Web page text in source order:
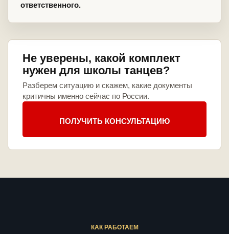
ответственного.
Не уверены, какой комплект
нужен для школы танцев?
Разберем ситуацию и скажем, какие документы
критичны именно сейчас по России.
ПОЛУЧИТЬ КОНСУЛЬТАЦИЮ
КАК РАБОТАЕМ